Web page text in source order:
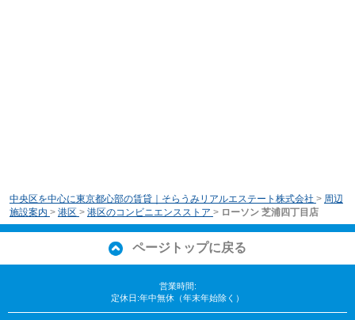
中央区を中心に東京都心部の賃貸｜そらうみリアルエステート株式会社 > 周辺
施設案内 > 港区 > 港区のコンビニエンスストア > ローソン 芝浦四丁目店
ページトップに戻る
営業時間:
定休日:年中無休（年末年始除く）